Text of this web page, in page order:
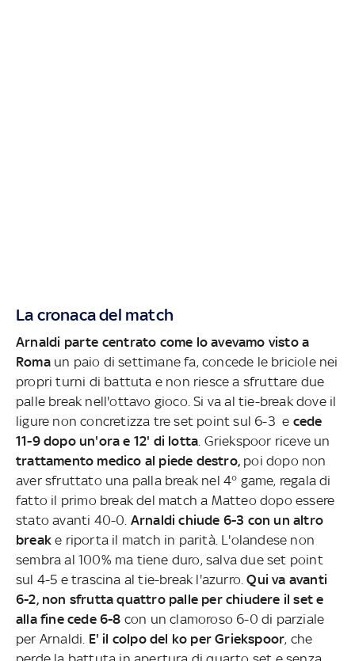
La cronaca del match
Arnaldi parte centrato come lo avevamo visto a
Romaun paio di settimane fa, concede le briciole nei
propri turni di battuta e non riesce a sfruttare due
palle break nell'ottavo gioco. Si va al tie-break dove il
ligure non concretizza tre set point sul 6-3 e cede
11-9 dopo un'ora e 12' di lotta . Griekspoor riceve un
trattamento medico al piede destro, poi dopo non
aver sfruttato una palla break nel 4° game, regala di
fatto il primo break del match a Matteo dopo essere
stato avanti 40-0. Arnaldi chiude 6-3 con un altro
breake riporta il match in parità. L'olandese non
sembra al 100% ma tiene duro, salva due set point
sul 4-5 e trascina al tie-break l'azurro.Qui va avanti
6-2, non sfrutta quattro palle per chiudere il set e
alla fine cede 6-8 con un clamoroso 6-0 di parziale
per Arnaldi. E' il colpo del ko per Griekspoor, che